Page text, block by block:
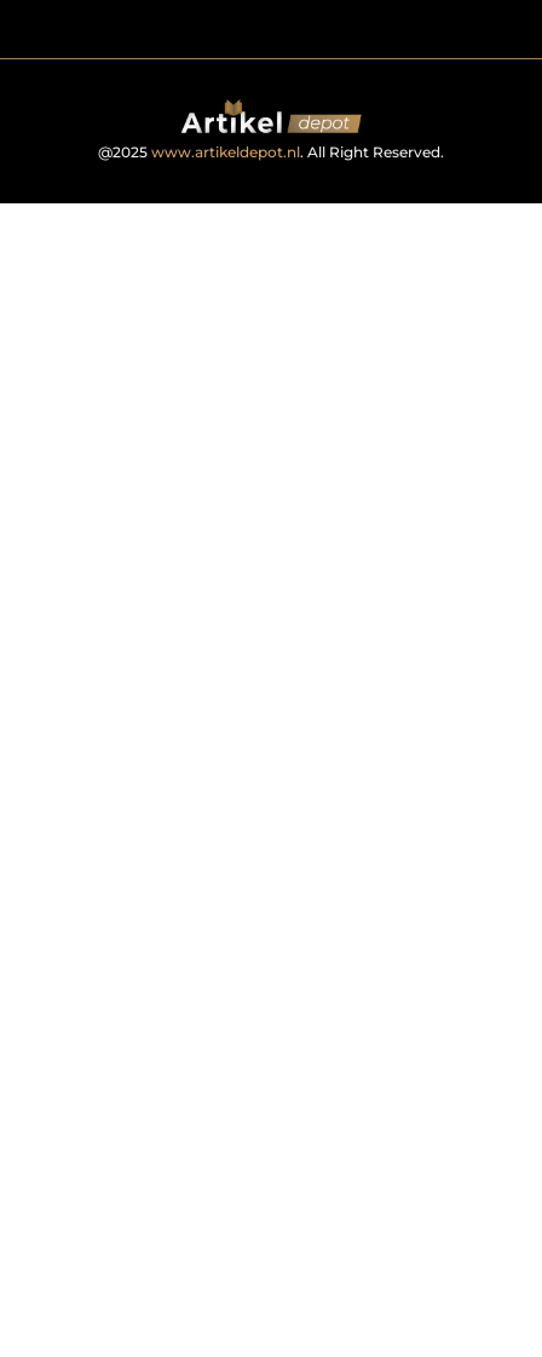
@2025 www.artikeldepot.nl. All Right Reserved.